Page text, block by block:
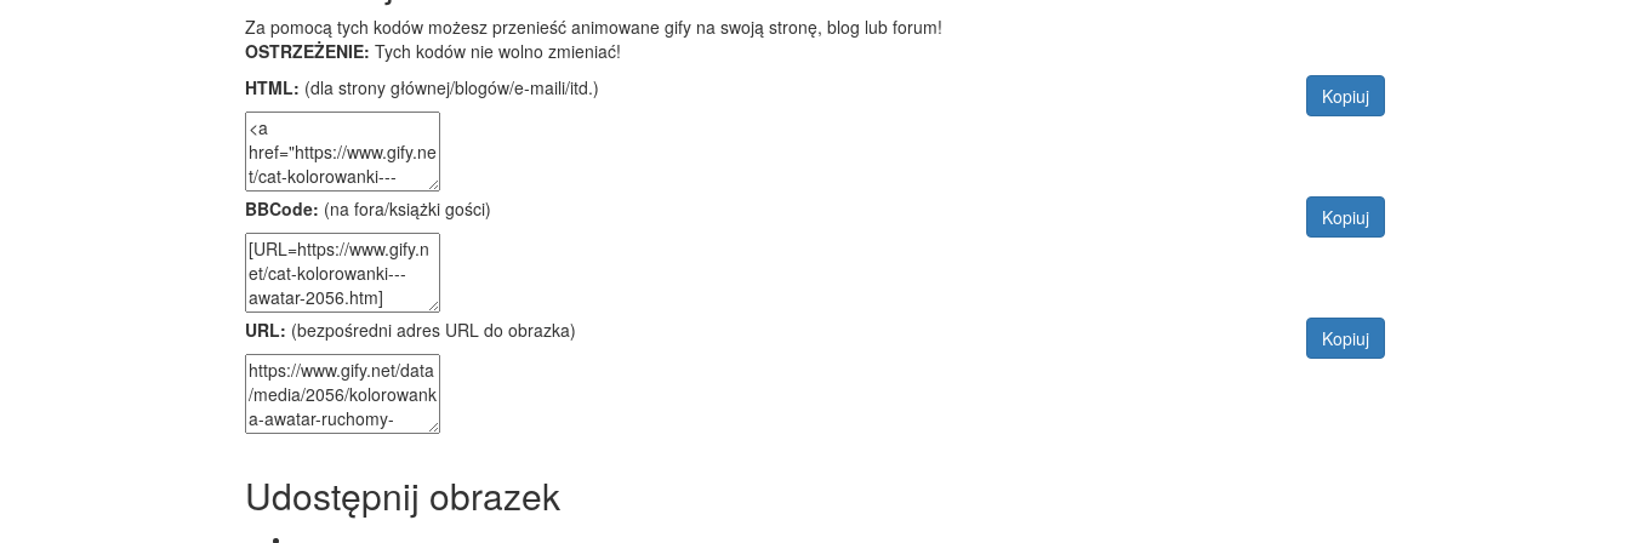
Za pomocą tych kodów możesz przenieść animowane gify na swoją stronę, blog lub forum!
OSTRZEŻENIE: Tych kodów nie wolno zmieniać!
HTML: (dla strony głównej/blogów/e-maili/itd.) Kopiuj
BBCode: (na fora/książki gości) Kopiuj
URL: (bezpośredni adres URL do obrazka) Kopiuj
Udostępnij obrazek